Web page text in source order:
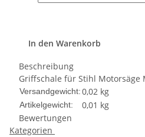
In den Warenkorb
Beschreibung
Griffschale für Stihl Motorsäge
Versandgewicht:0,02 kg
Artikelgewicht: 0,01 kg
Bewertungen
Kategorien